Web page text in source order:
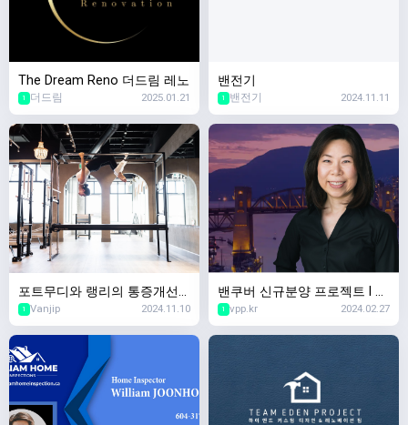
The Dream Reno 더드림 레노
1 더드림 2025.01.21
밴전기
1 밴전기 2024.11.11
포트무디와 랭리의 통증개선
필라테스 핫스팟 – MK Move
ment Co.로 초대합니다!
1 Vanjip 2024.11.10
밴쿠버 신규분양 프로젝트 l 리
얼터 유니스 리
1 vpp.kr 2024.02.27